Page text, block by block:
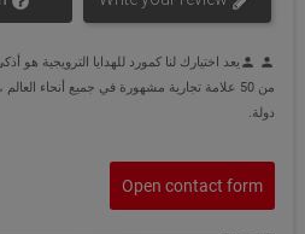
person
person يعد اختيارك لنا كمورد للهدايا الترويجية هو
دولة.
Open contact form